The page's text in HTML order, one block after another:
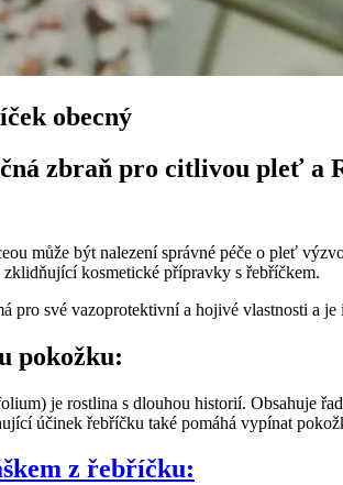
obecný
zbraň pro citlivou pleť a
může být nalezení správné péče o pleť
zklidňující kosmetické přípravky s řebříčkem.
pro své vazoprotektivní a hojivé vlastnosti a
pokožku:
je rostlina s dlouhou historií. Obsahuje
účinek řebříčku také pomáhá vypínat
z řebříčku: